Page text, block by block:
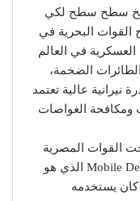
2 لنش صواريخ سطح سطح لكي
القوات البحرية في
العسكرية في العالم
الضخمة،
نيرانية عالية تعتمد
ومكافحة الغواصات
القوات المصرية
في أفشال نظام الدفاع المتحرك، Mobile Defense الذي هو
كان يستخدمه